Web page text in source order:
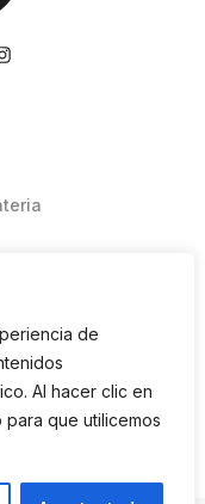
de
Al hacer clic en
que utilicemos